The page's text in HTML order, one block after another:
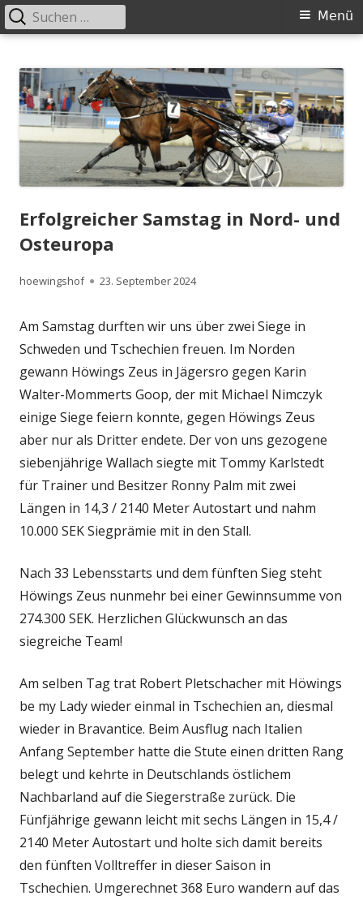
zum
Inhalt
Primäres
Menü
Suchen
nach:
Erfolgreicher Samstag in Nord- und
Osteuropa
Autor
hoewingshof
Veröffentlicht
23. September 2024
Am Samstag durften wir uns über zwei Siege in
Schweden und Tschechien freuen. Im Norden
gewann Höwings Zeus in Jägersro gegen Karin
Walter-Mommerts Goop, der mit Michael Nimczyk
einige Siege feiern konnte, gegen Höwings Zeus
aber nur als Dritter endete. Der von uns gezogene
siebenjährige Wallach siegte mit Tommy Karlstedt
für Trainer und Besitzer Ronny Palm mit zwei
Längen in 14,3 / 2140 Meter Autostart und nahm
10.000 SEK Siegprämie mit in den Stall.
Nach 33 Lebensstarts und dem fünften Sieg steht
Höwings Zeus nunmehr bei einer Gewinnsumme von
274.300 SEK. Herzlichen Glückwunsch an das
siegreiche Team!
Am selben Tag trat Robert Pletschacher mit Höwings
be my Lady wieder einmal in Tschechien an, diesmal
wieder in Bravantice. Beim Ausflug nach Italien
Anfang September hatte die Stute einen dritten Rang
belegt und kehrte in Deutschlands östlichem
Nachbarland auf die Siegerstraße zurück. Die
Fünfjährige gewann leicht mit sechs Längen in 15,4 /
2140 Meter Autostart und holte sich damit bereits
den fünften Volltreffer in dieser Saison in
Tschechien. Umgerechnet 368 Euro wandern auf das